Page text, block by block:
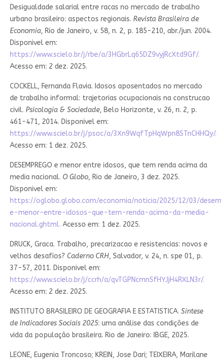
Desigualdade salarial entre racas no mercado de trabalho
urbano brasileiro: aspectos regionais. Revista Brasileira de
Economia, Rio de Janeiro, v. 58, n. 2, p. 185-210, abr./jun. 2004.
Disponivel em:
https://www.scielo.br/j/rbe/a/3HGbrLq65DZ9vyjRcXtd9Gf/.
Acesso em: 2 dez. 2025.
COCKELL, Fernanda Flavia. Idosos aposentados no mercado
de trabalho informal: trajetorias ocupacionais na construcao
civil. Psicologia & Sociedade, Belo Horizonte, v. 26, n. 2, p.
461-471, 2014. Disponivel em:
https://www.scielo.br/j/psoc/a/3Xn9WqfTpHqWpn8STnCHHQy/.
Acesso em: 1 dez. 2025.
DESEMPREGO e menor entre idosos, que tem renda acima da
media nacional. O Globo, Rio de Janeiro, 3 dez. 2025.
Disponivel em:
https://oglobo.globo.com/economia/noticia/2025/12/03/
e-menor-entre-idosos-que-tem-renda-acima-da-media-
nacional.ghtml. Acesso em: 1 dez. 2025.
DRUCK, Graca. Trabalho, precarizacao e resistencias: novos e
velhos desafios? Caderno CRH, Salvador, v. 24, n. spe 01, p.
37-57, 2011. Disponivel em:
https://www.scielo.br/j/ccrh/a/qvTGPNcmnSfHYJjH4RXLN3r/.
Acesso em: 2 dez. 2025.
INSTITUTO BRASILEIRO DE GEOGRAFIA E ESTATISTICA. Sintese
de Indicadores Sociais 2025: uma análise das condições de
vida da população brasileira. Rio de Janeiro: IBGE, 2025.
LEONE, Eugenia Troncoso; KREIN, Jose Dari; TEIXEIRA, Marilane